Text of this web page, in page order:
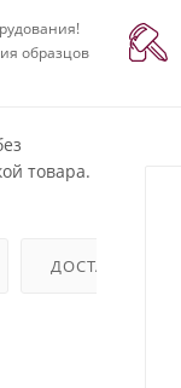
образцов
товара.
ДОСТАВКА